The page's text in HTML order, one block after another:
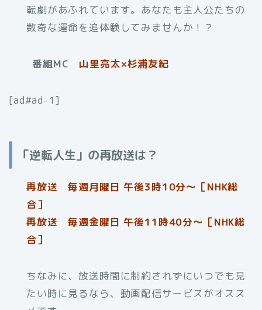
転劇があふれています。あなたも主人公たちの
数奇な運命を追体験してみませんか！？
番組MC 山里亮太×杉浦友紀
[ad#ad-1]
「逆転人生」の再放送は？
再放送 毎週月曜日 午後3時10分～［NHK総
合］
再放送 毎週金曜日 午後11時40分〜［NHK総
合］
ちなみに、放送時間に制約されずにいつでも見
たい時に見るなら、動画配信サービスがオスス